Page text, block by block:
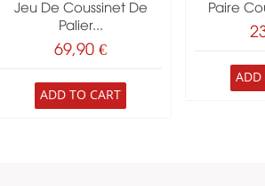
Jeu De Coussinet De
Palier...
69,90 €
ADD TO CART
Paire
ADD